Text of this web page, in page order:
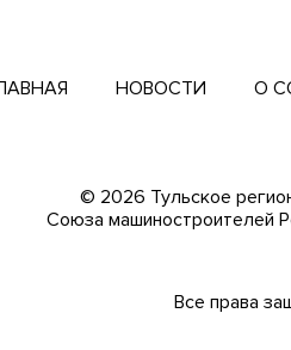
НОВОСТИ О
© 2026 Тульское
Cоюза машиностроителей
Все права